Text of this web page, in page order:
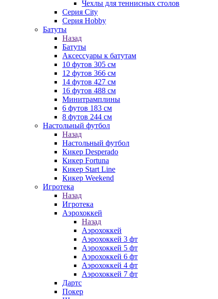
Чехлы для теннисных столов
Серия City
Серия Hobby
Батуты
Назад
Батуты
Аксессуары к батутам
10 футов 305 см
12 футов 366 см
14 футов 427 см
16 футов 488 см
Минитрамплины
6 футов 183 см
8 футов 244 см
Настольный футбол
Назад
Настольный футбол
Кикер Desperado
Кикер Fortuna
Кикер Start Line
Кикер Weekend
Игротека
Назад
Игротека
Аэрохоккей
Назад
Аэрохоккей
Аэрохоккей 3 фт
Аэрохоккей 5 фт
Аэрохоккей 6 фт
Аэрохоккей 4 фт
Аэрохоккей 7 фт
Дартс
Покер